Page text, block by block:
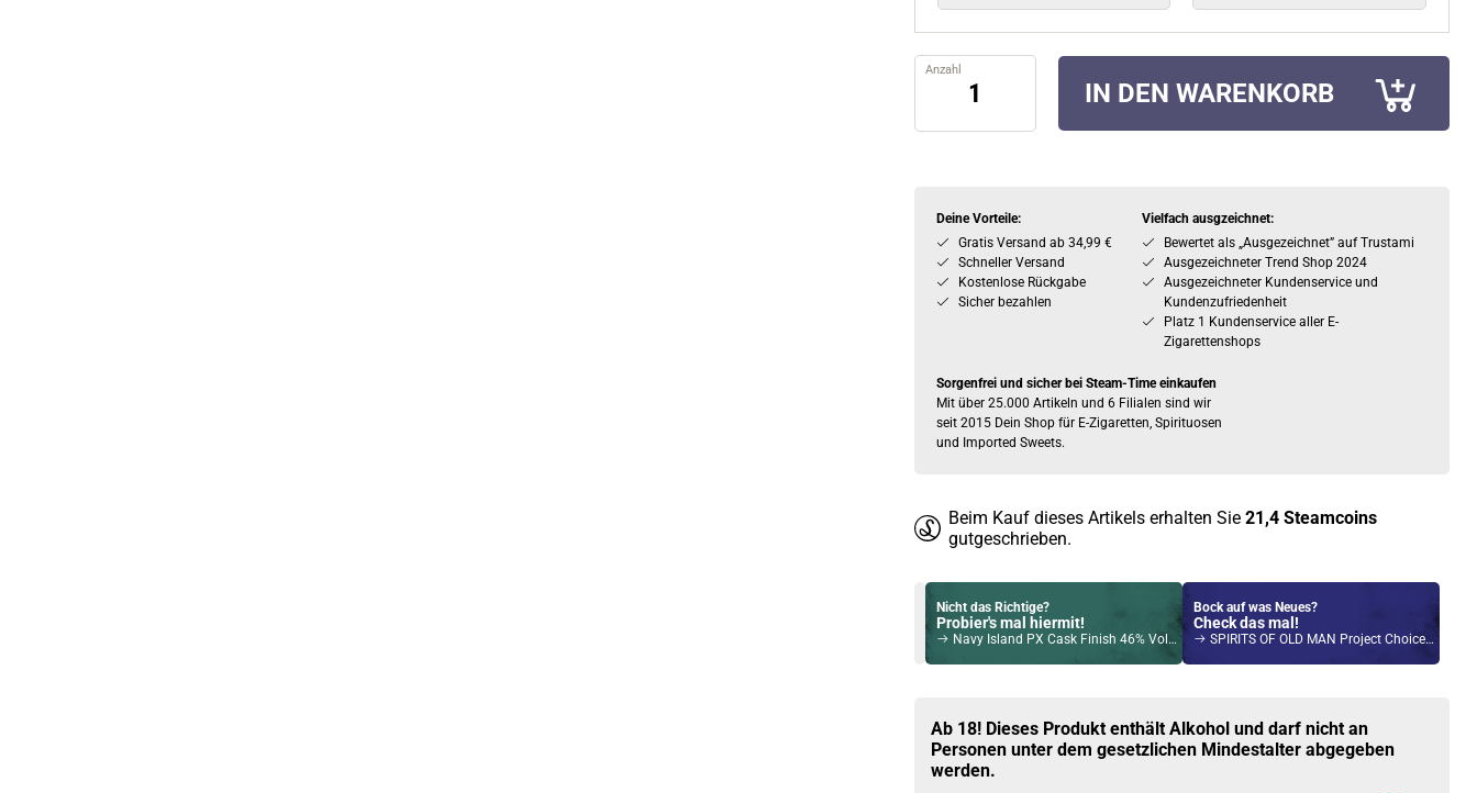
Anzahl
IN DEN WARENKORB
Deine Vorteile:
Gratis Versand ab 34,99 €
Schneller Versand
Kostenlose Rückgabe
Sicher bezahlen
Vielfach ausgzeichnet:
Bewertet als „Ausgezeichnet” auf Trustami
Ausgezeichneter Trend Shop 2024
Ausgezeichneter Kundenservice und
Kundenzufriedenheit
Platz 1 Kundenservice aller E-
Zigarettenshops
Sorgenfrei und sicher bei Steam-Time einkaufen
Mit über 25.000 Artikeln und 6 Filialen sind wir
seit 2015 Dein Shop für E-Zigaretten, Spirituosen
und Imported Sweets.
Beim Kauf dieses Artikels erhalten Sie 21,4 Steamcoins
gutgeschrieben.
Nicht das Richtige?
Probier's mal hiermit!
Navy Island PX Cask Finish 46% Vol. Rum 700ml (2023 Edition)
Bock auf was Neues?
Check das mal!
SPIRITS OF OLD MAN Project Choice – Vintage 2021 40% Vol. 700ml
Teslacigs Q 2,0ml 900mAh Pod System Kit Midnight Black
Ab 18! Dieses Produkt enthält Alkohol und darf nicht an
Personen unter dem gesetzlichen Mindestalter abgegeben
werden.